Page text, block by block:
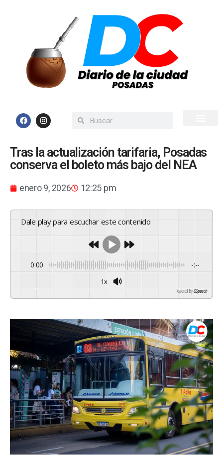
Tras la actualización tarifaria, Posadas
conserva el boleto más bajo del NEA
enero 9, 2026 12:25 pm
Dale play para escuchar este contenido
0:00 -:--
1x
Powered By GSpeech